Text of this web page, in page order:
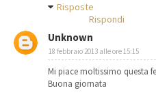
Risposte
Rispondi
Unknown
18 febbraio 2013 alle ore 15:15
Mi piace moltissimo questa
Buona giornata